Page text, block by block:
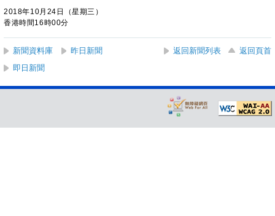
2018年10月24日（星期三）
香港時間16時00分
新聞資料庫 昨日新聞 返回新聞列表
返回頁首
即日新聞